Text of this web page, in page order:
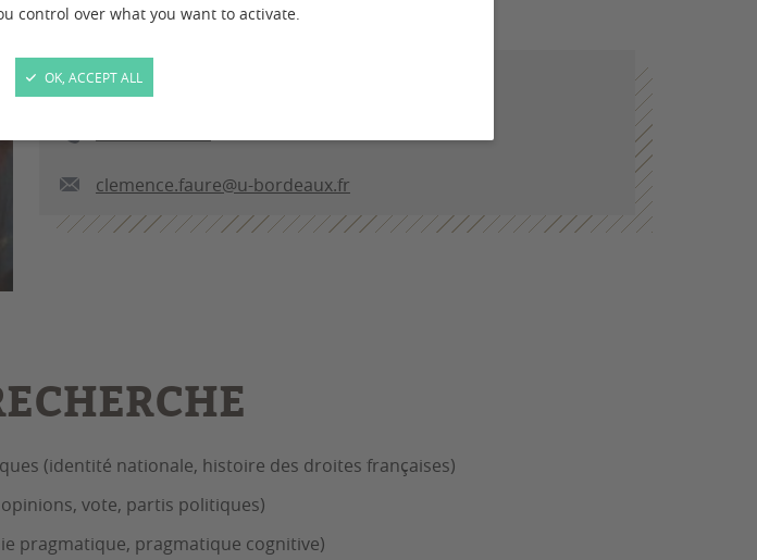
control over what you want to activate.
OK, ACCEPT ALL
Docteure en science politique
irm
clemence.faure@u-bordeaux.fr
(identité nationale, histoire des droites françaises)
vote, partis politiques)
pragmatique, pragmatique cognitive)